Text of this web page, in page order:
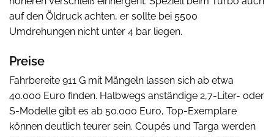
auf den Öldruck achten, er sollte bei 5500
Umdrehungen nicht unter 4 bar liegen.
Preise
Fahrbereite 911 G mit Mängeln lassen sich ab etwa
40.000 Euro finden. Halbwegs anständige 2,7-Liter- oder
S-Modelle gibt es ab 50.000 Euro, Top-Exemplare
können deutlich teurer sein. Coupés und Targa werden